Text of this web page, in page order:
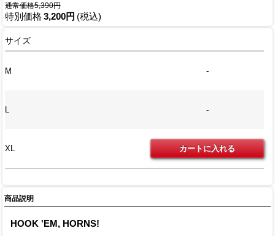
通常価格5,390円
特別価格 3,200円 (税込)
サイズ
M -
L -
XL
商品説明
HOOK 'EM, HORNS!